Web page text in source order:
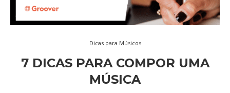
Dicas para Músicos
7 DICAS PARA COMPOR UMA
MÚSICA